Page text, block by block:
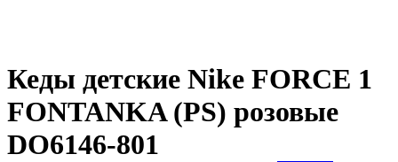
Кеды детские Nike FORCE 1
FONTANKA (PS) розовые
DO6146-801